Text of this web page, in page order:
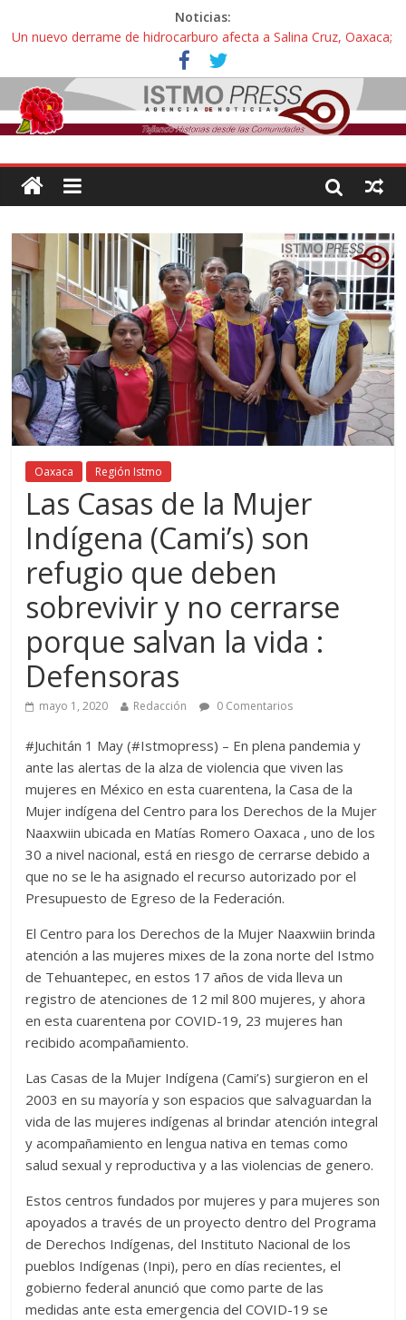
Noticias:
Un nuevo derrame de hidrocarburo afecta a Salina Cruz, Oaxaca;
ahora pescadores de Salinas del Marqués denuncian daños de
Pemex
Ángel, el joven autista expulsado por la Universidad Bienestar de
Ixtepec, Oaxaca vuelve a las aulas tras amparo
Familiares de periodista Alejandro Leyva se reúnen con titular de
intelectuales de su asesinato
Alertan pescadores de Juchitán, Oaxaca de nuevo despojo de su
Pescadores y comuneros ikoots detienen la extracción ilegal de
material pétreo de gravera Oyamel
Oaxaca Región Istmo
Las Casas de la Mujer
Indígena (Cami’s) son
refugio que deben
sobrevivir y no cerrarse
porque salvan la vida :
Defensoras
mayo 1, 2020 Redacción 0 Comentarios
#Juchitán 1 May (#Istmopress) – En plena pandemia y
ante las alertas de la alza de violencia que viven las
mujeres en México en esta cuarentena, la Casa de la
Mujer indígena del Centro para los Derechos de la Mujer
Naaxwiin ubicada en Matías Romero Oaxaca , uno de los
30 a nivel nacional, está en riesgo de cerrarse debido a
que no se le ha asignado el recurso autorizado por el
Presupuesto de Egreso de la Federación.
El Centro para los Derechos de la Mujer Naaxwiin brinda
atención a las mujeres mixes de la zona norte del Istmo
de Tehuantepec, en estos 17 años de vida lleva un
registro de atenciones de 12 mil 800 mujeres, y ahora
en esta cuarentena por COVID-19, 23 mujeres han
recibido acompañamiento.
Las Casas de la Mujer Indígena (Cami’s) surgieron en el
2003 en su mayoría y son espacios que salvaguardan la
vida de las mujeres indígenas al brindar atención integral
y acompañamiento en lengua nativa en temas como
salud sexual y reproductiva y a las violencias de genero.
Estos centros fundados por mujeres y para mujeres son
apoyados a través de un proyecto dentro del Programa
de Derechos Indígenas, del Instituto Nacional de los
pueblos Indígenas (Inpi), pero en días recientes, el
gobierno federal anunció que como parte de las
medidas ante esta emergencia del COVID-19 se